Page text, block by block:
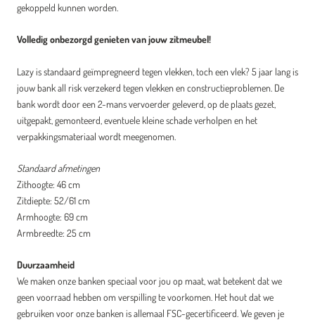
gekoppeld kunnen worden.
Volledig onbezorgd genieten van jouw zitmeubel!
Lazy is standaard geïmpregneerd tegen vlekken, toch een vlek? 5 jaar lang is
jouw bank all risk verzekerd tegen vlekken en constructieproblemen. De
bank wordt door een 2-mans vervoerder geleverd, op de plaats gezet,
uitgepakt, gemonteerd, eventuele kleine schade verholpen en het
verpakkingsmateriaal wordt meegenomen.
Standaard afmetingen
Zithoogte: 46 cm
Zitdiepte: 52/61 cm
Armhoogte: 69 cm
Armbreedte: 25 cm
Duurzaamheid
We maken onze banken speciaal voor jou op maat, wat betekent dat we
geen voorraad hebben om verspilling te voorkomen. Het hout dat we
gebruiken voor onze banken is allemaal FSC-gecertificeerd. We geven je